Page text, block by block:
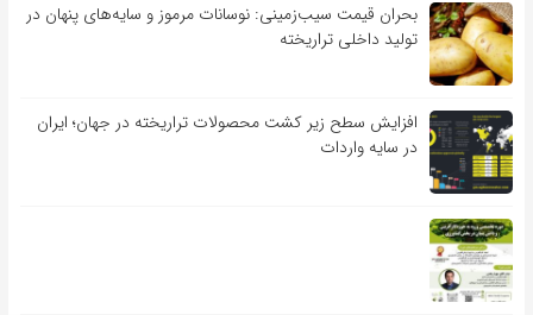
بحران قیمت سیب‌زمینی: نوسانات مرموز و سایه‌های پنهان در
تولید داخلی تراریخته
افزایش سطح زیر کشت محصولات تراریخته در جهان؛ ایران
در سایه واردات